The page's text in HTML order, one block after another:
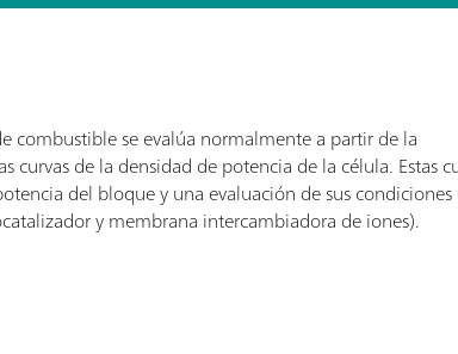
combustible se evalúa normalmente a partir de la
de la densidad de potencia de la célula. Estas
del bloque y una evaluación de sus condiciones
y membrana intercambiadora de iones).